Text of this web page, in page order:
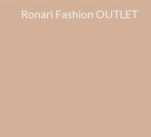
Ronari Fashion OUTLET